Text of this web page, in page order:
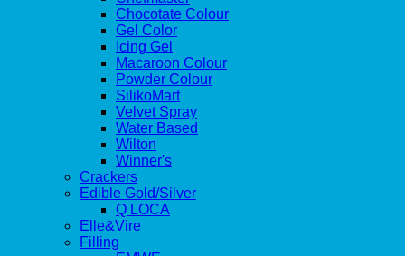
Chocotate Colour
Gel Color
Icing Gel
Macaroon Colour
Powder Colour
SilikoMart
Velvet Spray
Water Based
Wilton
Winner's
Crackers
Edible Gold/Silver
Q LOCA
Elle&Vire
Filling